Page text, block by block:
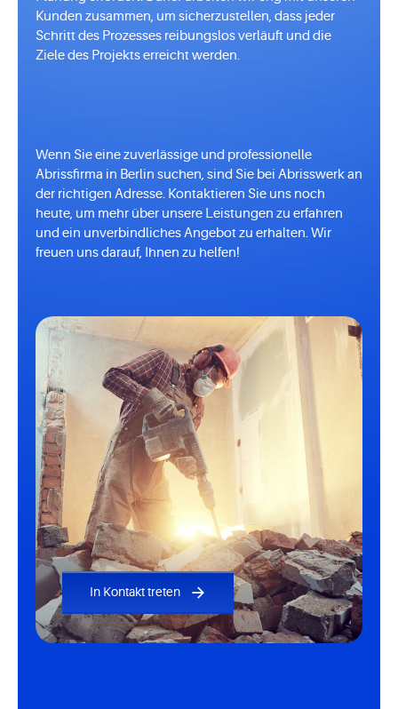
Kunden zusammen, um sicherzustellen, dass jeder
Schritt des Prozesses reibungslos verläuft und die
Ziele des Projekts erreicht werden.
Wenn Sie eine zuverlässige und professionelle
Abrissfirma in Berlin suchen, sind Sie bei Abrisswerk an
der richtigen Adresse. Kontaktieren Sie uns noch
heute, um mehr über unsere Leistungen zu erfahren
und ein unverbindliches Angebot zu erhalten. Wir
freuen uns darauf, Ihnen zu helfen!
In Kontakt treten